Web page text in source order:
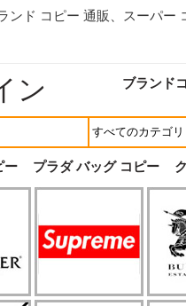
ンド コピー 通販
、スーパー
ン ブランド
ー プラダ バッグ コピー